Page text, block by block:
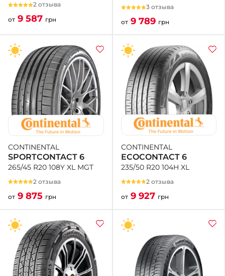
2 отзыва
от 9 587 грн
3 отзыва
от 9 789 грн
CONTINENTAL
SPORTCONTACT 6
265/45 R20 108Y XL MGT
2 отзыва
от 9 875 грн
CONTINENTAL
ECOCONTACT 6
235/50 R20 104H XL
2 отзыва
от 9 927 грн